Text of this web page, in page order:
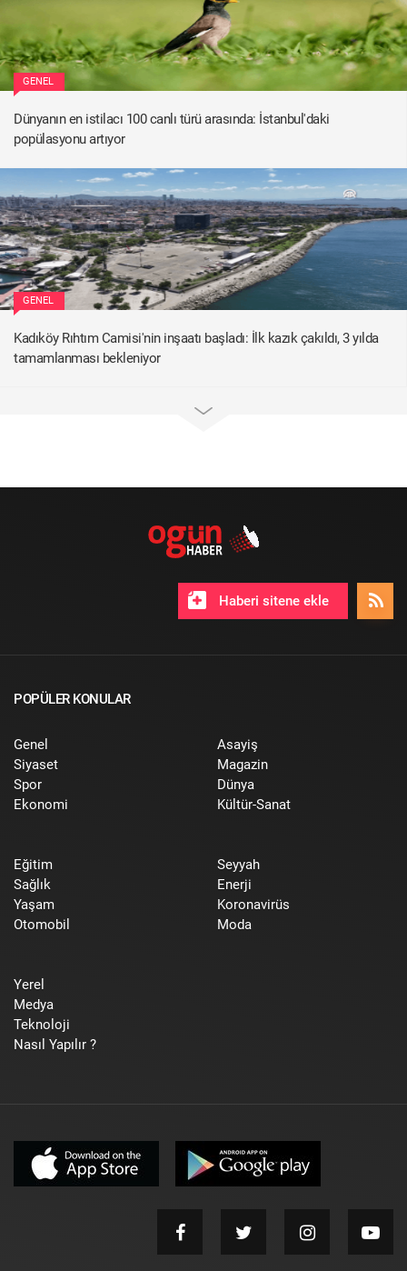
GENEL
Dünyanın en istilacı 100 canlı türü arasında: İstanbul'daki
popülasyonu artıyor
GENEL
Kadıköy Rıhtım Camisi'nin inşaatı başladı: İlk kazık çakıldı, 3 yılda
tamamlanması bekleniyor
Haberi sitene ekle
POPÜLER KONULAR
Genel
Siyaset
Spor
Ekonomi
Asayiş
Magazin
Dünya
Kültür-Sanat
Eğitim
Sağlık
Yaşam
Otomobil
Seyyah
Enerji
Koronavirüs
Moda
Yerel
Medya
Teknoloji
Nasıl Yapılır ?